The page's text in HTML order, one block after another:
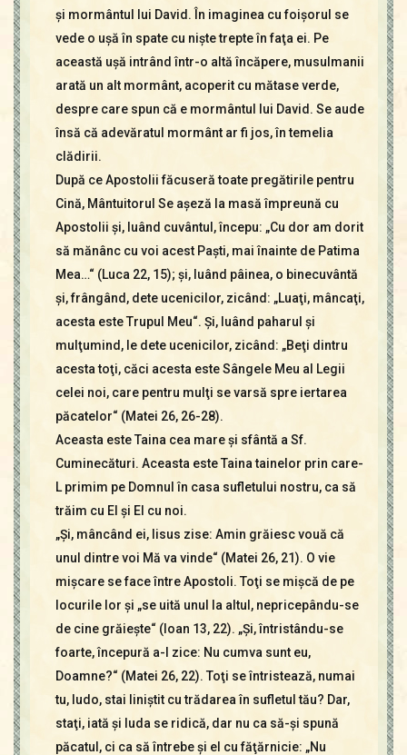
şi mormântul lui David. În imaginea cu foişorul se
vede o uşă în spate cu nişte trepte în faţa ei. Pe
această uşă intrând într-o altă încăpere, musulmanii
arată un alt mormânt, acoperit cu mătase verde,
despre care spun că e mormântul lui David. Se aude
însă că adevăratul mormânt ar fi jos, în temelia
clădirii.
După ce Apostolii făcuseră toate pregătirile pentru
Cină, Mântuitorul Se aşeză la masă împreună cu
Apostolii şi, luând cuvântul, începu: „Cu dor am dorit
să mănânc cu voi acest Paşti, mai înainte de Patima
Mea…“ (Luca 22, 15); şi, luând pâinea, o binecuvântă
şi, frângând, dete ucenicilor, zicând: „Luaţi, mâncaţi,
acesta este Trupul Meu“. Şi, luând paharul şi
mulţumind, le dete ucenicilor, zicând: „Beţi dintru
acesta toţi, căci acesta este Sângele Meu al Legii
celei noi, care pentru mulţi se varsă spre iertarea
păcatelor“ (Matei 26, 26-28).
Aceasta este Taina cea mare şi sfântă a Sf.
Cuminecături. Aceasta este Taina tainelor prin care-
L primim pe Domnul în casa sufletului nostru, ca să
trăim cu El şi El cu noi.
„Şi, mâncând ei, Iisus zise: Amin grăiesc vouă că
unul dintre voi Mă va vinde“ (Matei 26, 21). O vie
mişcare se face între Apostoli. Toţi se mişcă de pe
locurile lor şi „se uită unul la altul, nepricepându-se
de cine grăieşte“ (Ioan 13, 22). „Şi, întristându-se
foarte, începură a-I zice: Nu cumva sunt eu,
Doamne?“ (Matei 26, 22). Toţi se întristează, numai
tu, Iudo, stai liniştit cu trădarea în sufletul tău? Dar,
staţi, iată şi Iuda se ridică, dar nu ca să-şi spună
păcatul, ci ca să întrebe şi el cu făţărnicie: „Nu